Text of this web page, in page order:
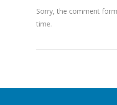
Sorry, the comment
time.